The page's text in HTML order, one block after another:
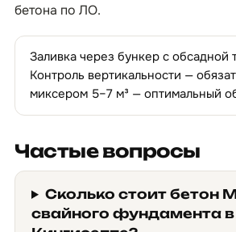
бетона по ЛО.
Заливка через бункер с обсадной
Контроль вертикальности —
миксером 5–7 м³ — оптимальный
Частые вопросы
Сколько стоит бетон
свайного фундамента в